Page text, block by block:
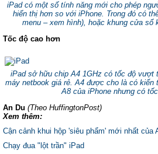
iPad có một số tính năng mới cho phép
hiển thị hơn so với iPhone. Trong đó có
menu – xem hình), hoặc khung cửa sổ
Tốc độ cao hơn
iPad sở hữu chip A4 1GHz có tốc độ vượt
máy netbook giá rẻ. A4 được cho là có
A8 của iPhone nhưng có
An Du (Theo HuffingtonPost)
Xem thêm:
Cận cảnh khui hộp 'siêu phẩm' mới nhất của
Chạy đua "lột trần" iPad